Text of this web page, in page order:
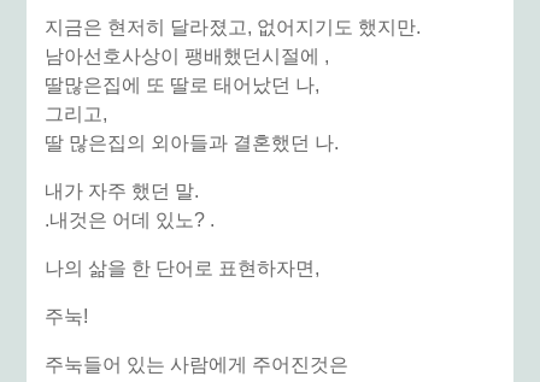
지금은 현저히 달라졌고, 없어지기도 했지만.
남아선호사상이 팽배했던시절에 ,
딸많은집에 또 딸로 태어났던 나,
그리고,
딸 많은집의 외아들과 결혼했던 나.
내가 자주 했던 말.
.내것은 어데 있노? .
나의 삶을 한 단어로 표현하자면,
주눅!
주눅들어 있는 사람에게 주어진것은